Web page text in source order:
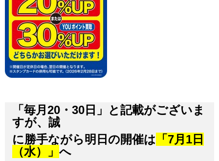
「毎月20・30日」と記載がございま
すが、誠
に勝手ながら明日の開催は 「7月1日
（水）」 へ